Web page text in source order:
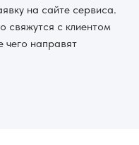
на сайте сервиса.
свяжутся с клиентом
чего направят